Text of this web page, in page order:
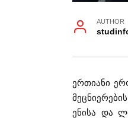
AUTHOR
ერთიანი
ენისა და